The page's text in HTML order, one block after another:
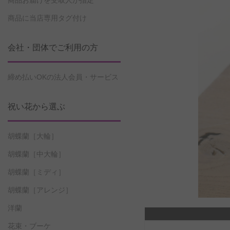
商品に当店専用タグ付け
会社・団体でご利用の方
締め払いOKの法人会員・サービス
祝い花から選ぶ
胡蝶蘭［大輪］
胡蝶蘭［中大輪］
胡蝶蘭［ミディ］
胡蝶蘭［アレンジ］
洋蘭
花束・ブーケ